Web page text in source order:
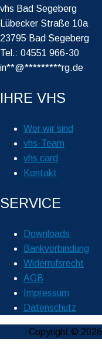
vhs Bad Segeberg
Lübecker Straße 10a
23795 Bad Segeberg
Tel.: 04551 966-30
in**@*********rg.de
IHRE VHS
Wer wir sind
vhs-Team
vhs card
Kontakt
SERVICE
Downloads
Bankverbindung
Widerrufsrecht
AGB
Impressum
Datenschutz
Copyright © 2026